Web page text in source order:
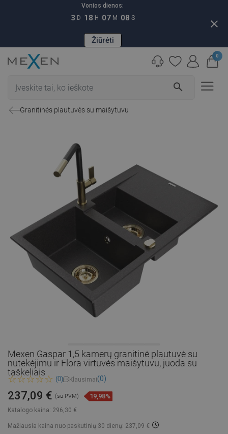
Vonios dienos:
3 D 18 H 07 M 07 S
Žiūrėti
close
search
0
Granitinės plautuvės su maišytuvu
Mexen Gaspar 1,5 kamerų granitinė plautuvė su
nutekėjimu ir Flora virtuvės maišytuvu, juoda su
taškeliais
(0) Klausimai(0)
Katalogo kaina: 296,30 €
237,09 € (su PVM) 19,98%
Mažiausia kaina nuo paskutinių 30 dienų: 237,09 €